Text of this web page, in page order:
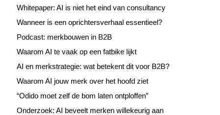
Whitepaper: AI is niet het eind van consultancy
Wanneer is een oprichtersverhaal essentieel?
Podcast: merkbouwen in B2B
Waarom AI te vaak op een fatbike lijkt
AI en merkstrategie: wat betekent dit voor B2B?
Waarom AI jouw merk over het hoofd ziet
“Odido moet zelf de bom laten ontploffen”
Onderzoek: AI beveelt merken willekeurig aan